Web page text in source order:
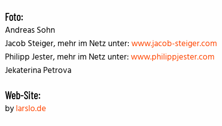
Foto:
Andreas Sohn
Jacob Steiger, mehr im Netz unter:www.jacob-steiger.com
Philipp Jester, mehr im Netz unter:www.philippjester.com
Jekaterina Petrova
Web-Site:
bylarslo.de